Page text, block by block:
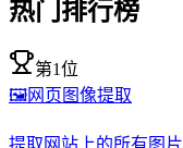
热门排行榜
第1位
🖼️网页图像提取